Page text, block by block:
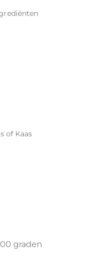
of Kaas
graden